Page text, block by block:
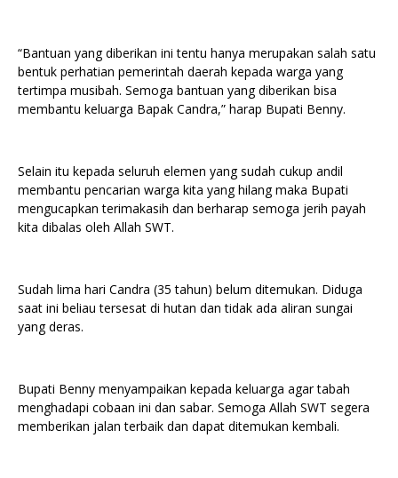
“Bantuan yang diberikan ini tentu hanya merupakan salah satu
bentuk perhatian pemerintah daerah kepada warga yang
tertimpa musibah. Semoga bantuan yang diberikan bisa
membantu keluarga Bapak Candra,” harap Bupati Benny.
Selain itu kepada seluruh elemen yang sudah cukup andil
membantu pencarian warga kita yang hilang maka Bupati
mengucapkan terimakasih dan berharap semoga jerih payah
kita dibalas oleh Allah SWT.
Sudah lima hari Candra (35 tahun) belum ditemukan. Diduga
saat ini beliau tersesat di hutan dan tidak ada aliran sungai
yang deras.
Bupati Benny menyampaikan kepada keluarga agar tabah
menghadapi cobaan ini dan sabar. Semoga Allah SWT segera
memberikan jalan terbaik dan dapat ditemukan kembali.